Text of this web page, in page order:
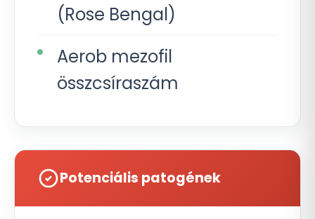
(Rose Bengal)
Aerob mezofil
összcsíraszám
Potenciális patogének